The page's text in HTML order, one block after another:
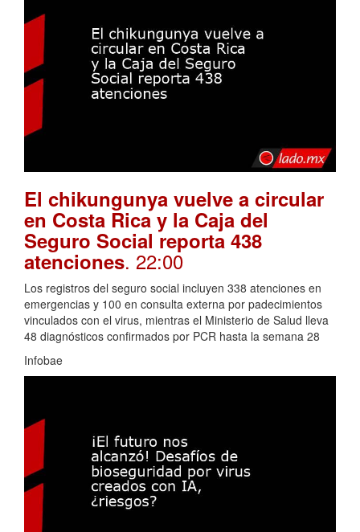
El chikungunya vuelve a circular
en Costa Rica y la Caja del
Seguro Social reporta 438
atenciones. 22:00
Los registros del seguro social incluyen 338 atenciones en
emergencias y 100 en consulta externa por padecimientos
vinculados con el virus, mientras el Ministerio de Salud lleva
48 diagnósticos confirmados por PCR hasta la semana 28
Infobae